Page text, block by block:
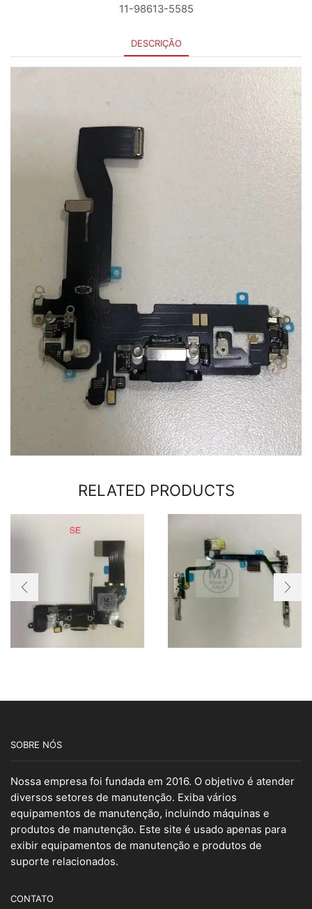
11-98613-5585
DESCRIÇÃO
RELATED PRODUCTS
SOBRE NÓS
Nossa empresa foi fundada em 2016. O objetivo é atender
diversos setores de manutenção. Exiba vários
equipamentos de manutenção, incluindo máquinas e
produtos de manutenção. Este site é usado apenas para
exibir equipamentos de manutenção e produtos de
suporte relacionados.
CONTATO